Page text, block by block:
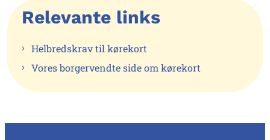
Relevante links
Helbredskrav til kørekort
Vores borgervendte side om kørekort